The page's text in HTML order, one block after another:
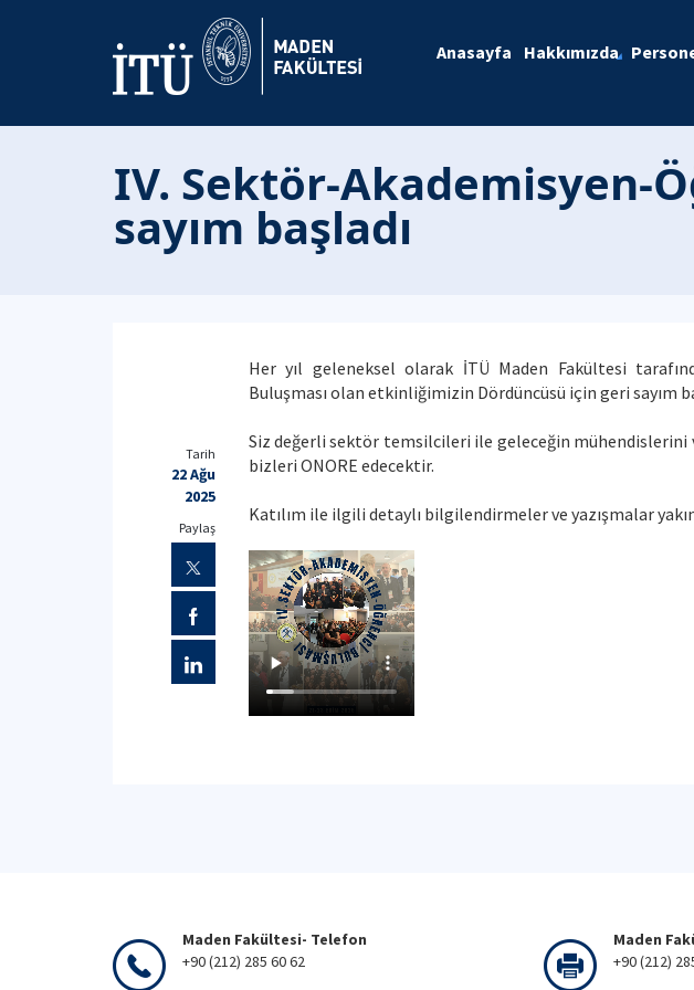
Anasayfa Hakkımızda
IV. Sektör-Akademisyen-
sayım başladı
Her yıl geleneksel olarak İTÜ Maden Fakültesi
Buluşması olan etkinliğimizin Dördüncüsü için geri sayım
Siz değerli sektör temsilcileri ile geleceğin
bizleri ONORE edecektir.
Katılım ile ilgili detaylı bilgilendirmeler ve yazışmalar
Tarih
22 Ağu
2025
Paylaş
Maden Fakültesi- Telefon
+90 (212) 285 60 62
Maden
+90 (212)